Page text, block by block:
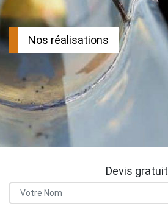
Nos réalisations
Devis gratuit